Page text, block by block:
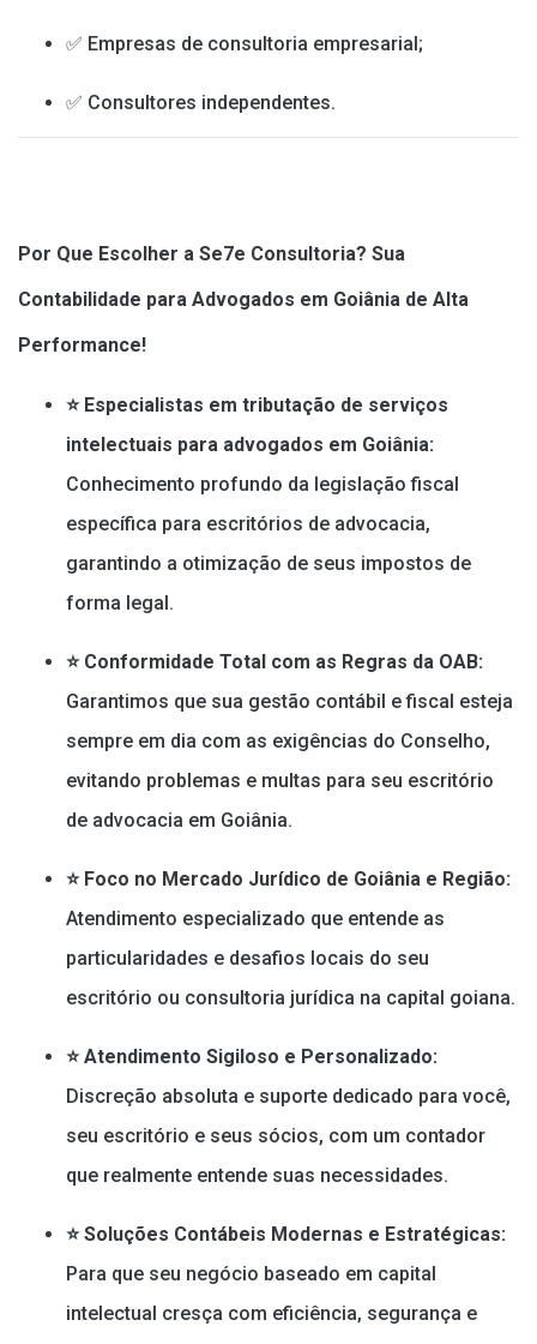
✅ Empresas de consultoria empresarial;
✅ Consultores independentes.
Por Que Escolher a Se7e Consultoria? Sua
Contabilidade para Advogados em Goiânia de Alta
Performance!
⭐ Especialistas em tributação de serviços
intelectuais para advogados em Goiânia:
Conhecimento profundo da legislação fiscal
específica para escritórios de advocacia,
garantindo a otimização de seus impostos de
forma legal.
⭐ Conformidade Total com as Regras da OAB:
Garantimos que sua gestão contábil e fiscal esteja
sempre em dia com as exigências do Conselho,
evitando problemas e multas para seu escritório
de advocacia em Goiânia.
⭐ Foco no Mercado Jurídico de Goiânia e Região:
Atendimento especializado que entende as
particularidades e desafios locais do seu
escritório ou consultoria jurídica na capital goiana.
⭐ Atendimento Sigiloso e Personalizado:
Discreção absoluta e suporte dedicado para você,
seu escritório e seus sócios, com um contador
que realmente entende suas necessidades.
⭐ Soluções Contábeis Modernas e Estratégicas:
Para que seu negócio baseado em capital
intelectual cresça com eficiência, segurança e